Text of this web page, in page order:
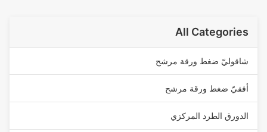
All Categories
شاقوليّ ضغط ورقة مرشح
أفقيّ ضغط ورقة مرشح
الدورق الطرد المركزي